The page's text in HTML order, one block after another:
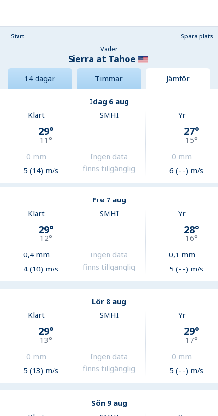
Start
Spara plats
Väder
Sierra at Tahoe
14 dagar Timmar Jämför
Idag 6 aug
Klart
29°
11°
0 mm
5 (14) m/s
SMHI
Ingen data
finns tillgänglig
Yr
27°
15°
0 mm
6 (- -) m/s
Fre 7 aug
Klart
29°
12°
0,4mm
4 (10) m/s
SMHI
Ingen data
finns tillgänglig
Yr
28°
16°
0,1 mm
5 (- -) m/s
Lör 8 aug
Klart
29°
13°
0 mm
5 (13) m/s
SMHI
Ingen data
finns tillgänglig
Yr
29°
17°
0 mm
5 (- -) m/s
Sön 9 aug